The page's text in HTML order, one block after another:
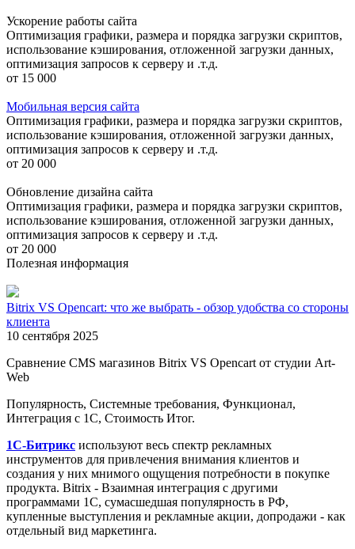
Ускорение работы сайта
Оптимизация графики, размера и порядка загрузки скриптов,
использование кэширования, отложенной загрузки данных,
оптимизация запросов к серверу и .т.д.
от 15 000
Мобильная версия сайта
Оптимизация графики, размера и порядка загрузки скриптов,
использование кэширования, отложенной загрузки данных,
оптимизация запросов к серверу и .т.д.
от 20 000
Обновление дизайна сайта
Оптимизация графики, размера и порядка загрузки скриптов,
использование кэширования, отложенной загрузки данных,
оптимизация запросов к серверу и .т.д.
от 20 000
Полезная информация
Bitrix VS Opencart: что же выбрать - обзор удобства со стороны
клиента
10 сентября 2025
Сравнение CMS магазинов Bitrix VS Opencart от студии Art-
Web
Популярность, Системные требования, Функционал,
Интеграция с 1С, Стоимость Итог.
1С-Битрикс используют весь спектр рекламных
инструментов для привлечения внимания клиентов и
создания у них мнимого ощущения потребности в покупке
продукта. Bitrix - Взаимная интеграция с другими
программами 1С, сумасшедшая популярность в РФ,
купленные выступления и рекламные акции, допродажи - как
отдельный вид маркетинга.